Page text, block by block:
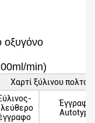
οξυγόνο
min)
Χαρτί ξύλινου πολτού
Έγγραφο
Autotype